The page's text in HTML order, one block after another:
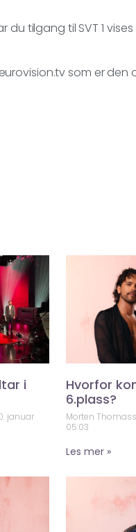
du tilgang til SVT 1
som er den
i
januar
Hvorfor
6.plass?
Morten
05:03
Les mer »